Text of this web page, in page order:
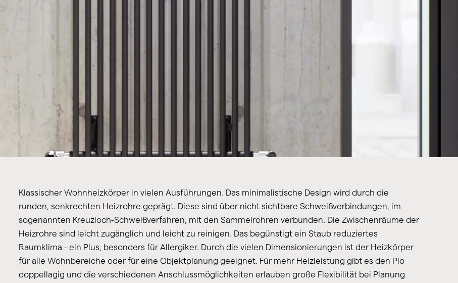
Klassischer Wohnheizkörper in vielen Ausführungen. Das minimalistische Design wird durch die
runden, senkrechten Heizrohre geprägt. Diese sind über nicht sichtbare Schweißverbindungen, im
sogenannten Kreuzloch-Schweißverfahren, mit den Sammelrohren verbunden. Die Zwischenräume der
Heizrohre sind leicht zugänglich und leicht zu reinigen. Das begünstigt ein Staub reduziertes
Raumklima - ein Plus, besonders für Allergiker. Durch die vielen Dimensionierungen ist der Heizkörper
für alle Wohnbereiche oder für eine Objektplanung geeignet. Für mehr Heizleistung gibt es den Pio
doppellagig und die verschiedenen Anschlussmöglichkeiten erlauben große Flexibilität bei Planung